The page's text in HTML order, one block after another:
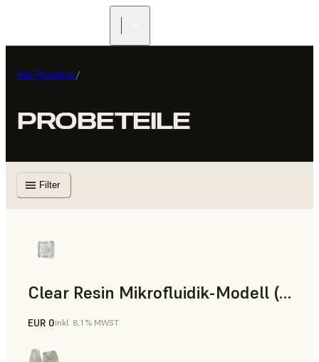
Alle Produkte/
PROBETEILE
Filter
Clear Resin Mikrofluidik-Modell (Form 4)
Standard
EUR 0inkl. 8.1 % MWST